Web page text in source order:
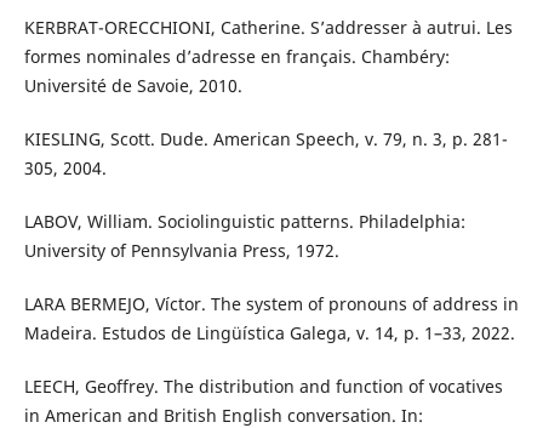
KERBRAT-ORECCHIONI, Catherine. S’addresser à autrui. Les
formes nominales d’adresse en français. Chambéry:
Université de Savoie, 2010.
KIESLING, Scott. Dude. American Speech, v. 79, n. 3, p. 281-
305, 2004.
LABOV, William. Sociolinguistic patterns. Philadelphia:
University of Pennsylvania Press, 1972.
LARA BERMEJO, Víctor. The system of pronouns of address in
Madeira. Estudos de Lingüística Galega, v. 14, p. 1–33, 2022.
LEECH, Geoffrey. The distribution and function of vocatives
in American and British English conversation. In: